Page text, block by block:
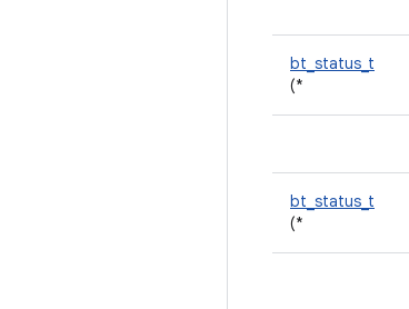
bt_status_t
(*
bt_status_t
(*